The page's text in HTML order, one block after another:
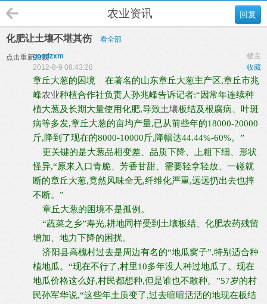
回复
农业资讯
化肥让土壤不堪其伤 看全部
点击重新加载 楼主
goodzxm
收藏
2012-8-9 08:43:28
章丘大葱的困境 在著名的山东章丘大葱主产区,章丘市兆
峰农业种植合作社负责人孙兆峰告诉记者:“因常年连续种
植大葱及长期大量使用化肥,导致土壤板结及根腐病、叶斑
病等多发,章丘大葱的亩均产量,已从前些年的18000-20000
斤,降到了现在的8000-10000斤,降幅达44.44%-60%。”
更关键的是大葱品相变差、品质下降、上粗下细、形状
怪异,“原来入口青脆、芳香甘甜、需要轻拿轻放、一碰就
断的章丘大葱,竟然风味全无,纤维化严重,远远扔出去也摔
不断。”
章丘大葱的困境不是孤例。
“蔬菜之乡”寿光,耕地同样受到土壤板结、化肥农药残留
增加、地力下降的困扰。
济阳县高槐村过去是周边有名的“地瓜窝子”,特别适合种
植地瓜。“现在不行了,村里10多年没人种过地瓜了。现在
地瓜价格这么好,村民都想种,但是谁也不敢种。”57岁的村
民孙军华说,“这些年土质变了,过去暄暄活活的地现在板结